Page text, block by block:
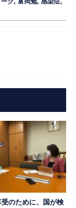
受のために、国が検